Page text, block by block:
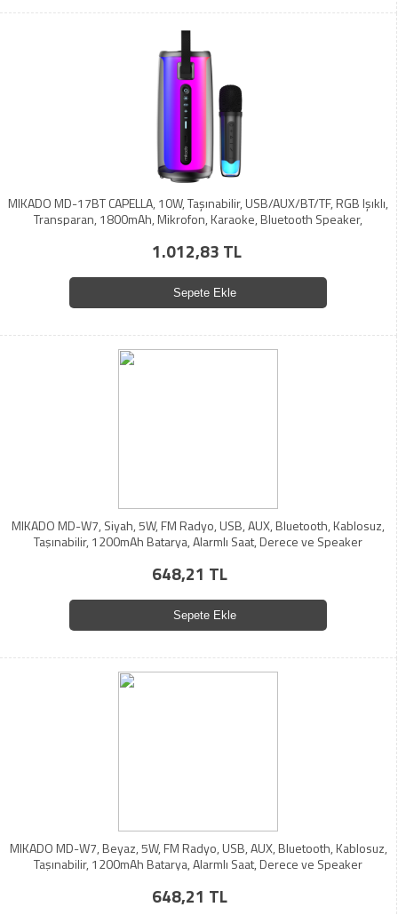
MIKADO MD-17BT CAPELLA, 10W, Taşınabilir, USB/AUX/BT/TF, RGB Işıklı,
Transparan, 1800mAh, Mikrofon, Karaoke, Bluetooth Speaker,
1.012,83 TL
Sepete Ekle
MIKADO MD-W7, Siyah, 5W, FM Radyo, USB, AUX, Bluetooth, Kablosuz,
Taşınabilir, 1200mAh Batarya, Alarmlı Saat, Derece ve Speaker
648,21 TL
Sepete Ekle
MIKADO MD-W7, Beyaz, 5W, FM Radyo, USB, AUX, Bluetooth, Kablosuz,
Taşınabilir, 1200mAh Batarya, Alarmlı Saat, Derece ve Speaker
648,21 TL